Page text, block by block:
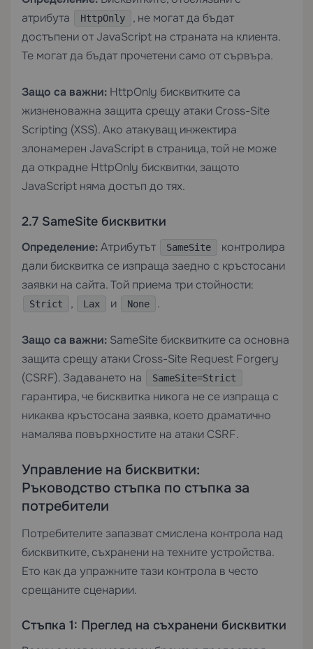
атрибута
HttpOnly
, не могат да бъдат
достъпени от JavaScript на страната на клиента.
Те могат да бъдат прочетени само от сървъра.
Защо са важни: HttpOnly бисквитките са
жизненоважна защита срещу атаки Cross-Site
Scripting (XSS). Ако атакуващ инжектира
злонамерен JavaScript в страница, той не може
да открадне HttpOnly бисквитки, защото
JavaScript няма достъп до тях.
2.7 SameSite бисквитки
Определение:Атрибутът SameSite
контролира
дали бисквитка се изпраща заедно с кръстосани
заявки на сайта. Той приема три стойности:
Strict , Lax и None .
Защо са важни: SameSite бисквитките са основна
защита срещу атаки Cross-Site Request Forgery
(CSRF). Задаването на
SameSite=Strict
гарантира, че бисквитка никога не се изпраща с
никаква кръстосана заявка, което драматично
намалява повърхностите на атаки CSRF.
Управление на бисквитки:
Ръководство стъпка по стъпка за
потребители
Потребителите запазват смислена контрола над
бисквитките, съхранени на техните устройства.
Ето как да упражните тази контрола в често
срещаните сценарии.
Стъпка 1: Преглед на съхранени бисквитки